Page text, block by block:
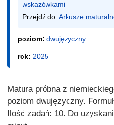
wskazówkami
Przejdź do: Arkusze
poziom: dwujęzyczny
rok: 2025
Matura próbna z
poziom dwujęzyczny.
Ilość zadań: 10. Do